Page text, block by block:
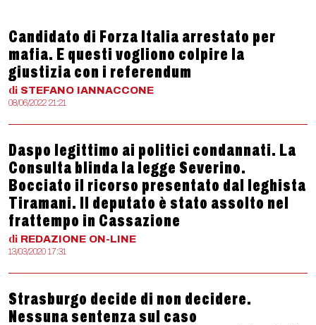
Candidato di Forza Italia arrestato per
mafia. E questi vogliono colpire la
giustizia con i referendum
di STEFANO IANNACCONE
08/06/2022 21:21
Daspo legittimo ai politici condannati. La
Consulta blinda la legge Severino.
Bocciato il ricorso presentato dal leghista
Tiramani. Il deputato è stato assolto nel
frattempo in Cassazione
di REDAZIONE ON-LINE
13/03/2020 17:31
Strasburgo decide di non decidere.
Nessuna sentenza sul caso